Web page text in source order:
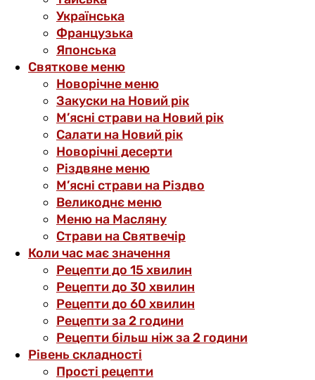
Українська
Французька
Японська
Святкове меню
Новорічне меню
Закуски на Новий рік
М’ясні страви на Новий рік
Салати на Новий рік
Новорічні десерти
Різдвяне меню
М’ясні страви на Різдво
Великоднє меню
Меню на Масляну
Страви на Святвечір
Коли час має значення
Рецепти до 15 хвилин
Рецепти до 30 хвилин
Рецепти до 60 хвилин
Рецепти за 2 години
Рецепти більш ніж за 2 години
Рівень складності
Прості рецепти